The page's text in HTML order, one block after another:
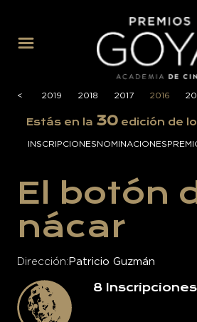
<
<
2020 2019 2018 2017 2016
Estás en la 30 edición de
INSCRIPCIONESNOMINACIONES
El botón
nácar
Dirección Patricio Guzmán
8 Inscripciones